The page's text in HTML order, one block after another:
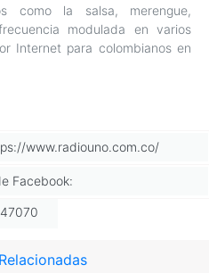
como la salsa, merengue,
modulada en varios
Internet para colombianos en
www.radiouno.com.co/
Facebook: